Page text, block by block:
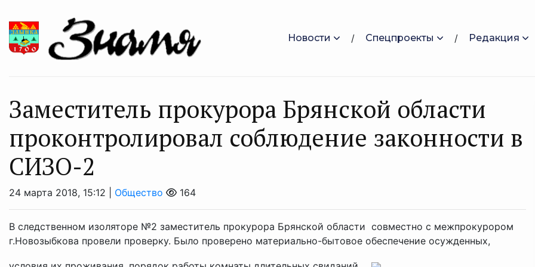
Новости Спецпроекты Редакция
Заместитель прокурора Брянской области
проконтролировал соблюдение законности в
СИЗО-2
24 марта 2018, 15:12 | Общество 164
В следственном изоляторе №2 заместитель прокурора Брянской области совместно с межпрокурором
г.Новозыбкова провели проверку. Было проверено материально-бытовое обеспечение осужденных,